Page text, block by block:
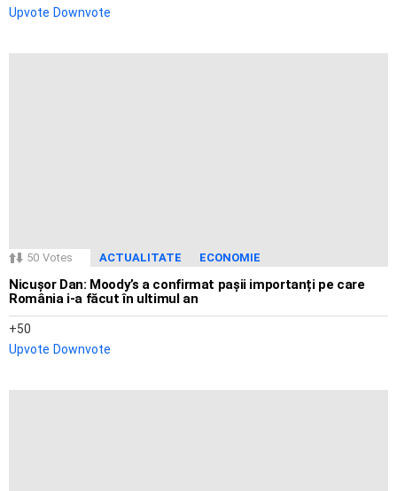
Upvote Downvote
50 Votes ACTUALITATE ECONOMIE
Nicușor Dan: Moody’s a confirmat pașii importanți pe care
România i-a făcut în ultimul an
50
Upvote Downvote